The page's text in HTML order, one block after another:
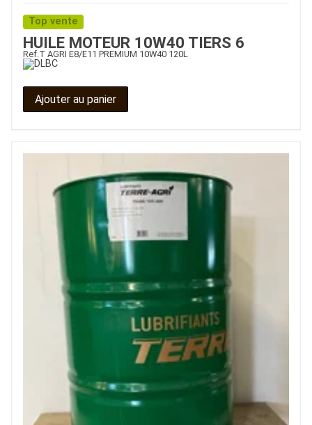
Top vente
HUILE MOTEUR 10W40 TIERS 6
Ref. T AGRI E8/E11 PREMIUM 10W40 120L
Ajouter au panier